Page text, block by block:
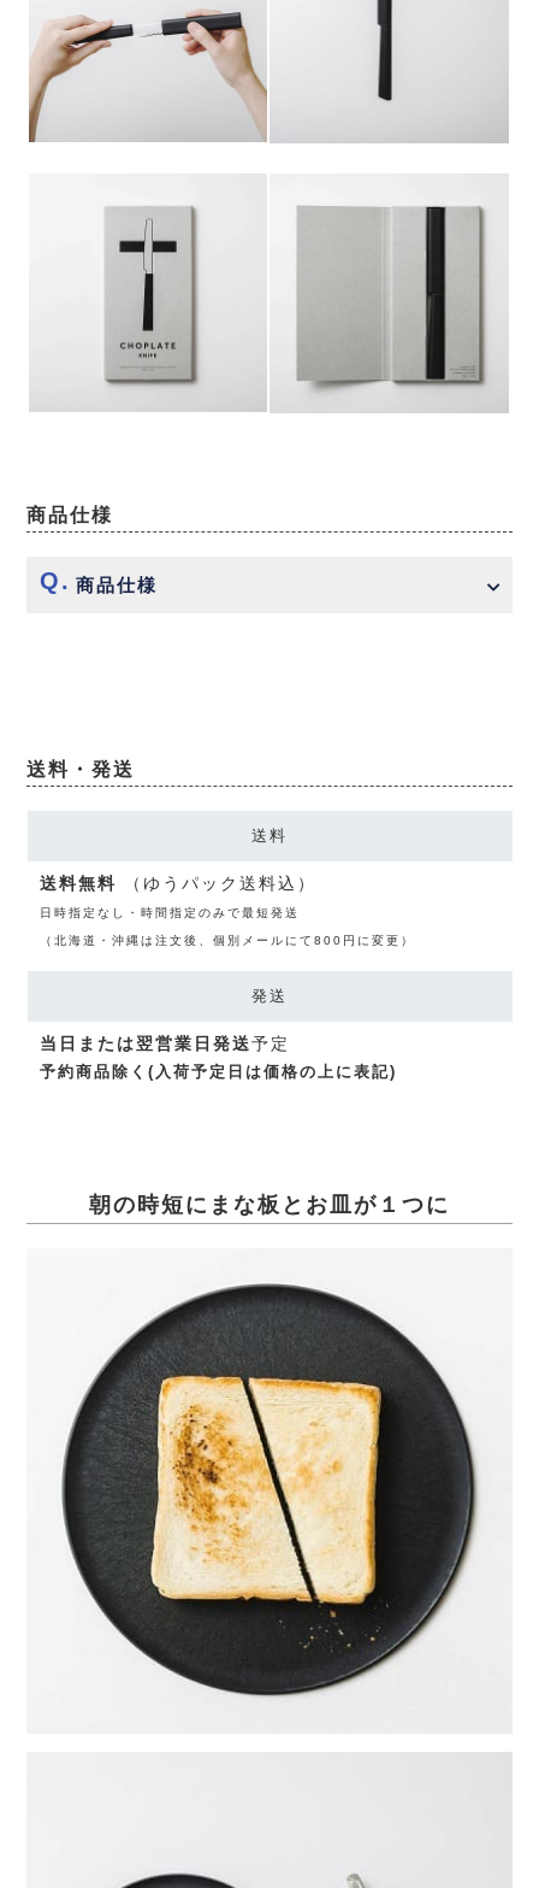
商品仕様
商品仕様
送料・発送
送料
送料無料 （ゆうパック送料込）
日時指定なし・時間指定のみで最短発送
（北海道・沖縄は注文後、個別メールにて800円に変更）
発送
当日または翌営業日発送予定
予約商品除く(入荷予定日は価格の上に表記)
朝の時短にまな板とお皿が１つに